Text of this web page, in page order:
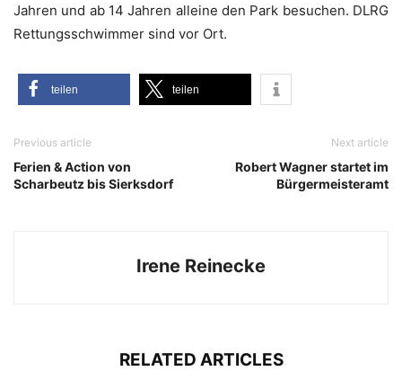
Jah­ren und ab 14 Jah­ren allei­ne den Park besu­chen. DLRG
Ret­tungs­schwim­mer sind vor Ort.
tei­len tei­len
Previous article
Ferien & Action von
Scharbeutz bis Sierksdorf
Next article
Robert Wagner startet im
Bürgermeisteramt
Irene Reinecke
RELATED ARTICLES